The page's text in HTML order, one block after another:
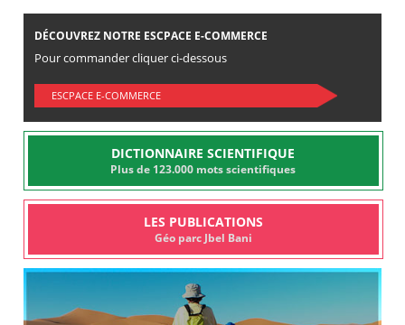
DÉCOUVREZ NOTRE ESCPACE E-COMMERCE
Pour commander cliquer ci-dessous
ESCPACE E-COMMERCE
DICTIONNAIRE SCIENTIFIQUE
Plus de 123.000 mots scientifiques
LES PUBLICATIONS
Géo parc Jbel Bani